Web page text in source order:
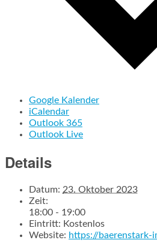
Google Kalender
iCalendar
Outlook 365
Outlook Live
Details
Datum: 23. Oktober 2023
Zeit:
18:00 - 19:00
Eintritt: Kostenlos
Website: https://baerenstark-